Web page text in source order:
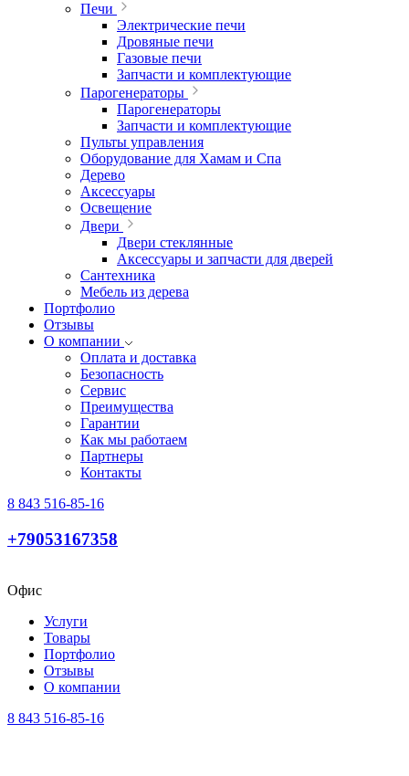
Печи
Электрические печи
Дровяные печи
Газовые печи
Запчасти и комплектующие
Парогенераторы
Парогенераторы
Запчасти и комплектующие
Пульты управления
Оборудование для Хамам и Спа
Дерево
Аксессуары
Освещение
Двери
Двери стеклянные
Аксессуары и запчасти для дверей
Сантехника
Мебель из дерева
Портфолио
Отзывы
О компании
Оплата и доставка
Безопасность
Сервис
Преимущества
Гарантии
Как мы работаем
Партнеры
Контакты
8 843 516-85-16
+79053167358
Офис
Услуги
Товары
Портфолио
Отзывы
О компании
8 843 516-85-16